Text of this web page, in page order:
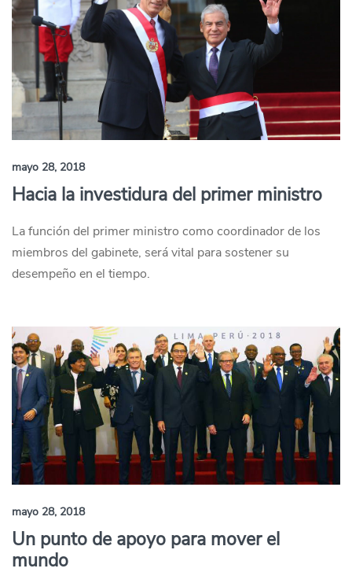
mayo 28, 2018
Hacia la investidura del primer ministro
La función del primer ministro como coordinador de los
miembros del gabinete, será vital para sostener su
desempeño en el tiempo.
mayo 28, 2018
Un punto de apoyo para mover el
mundo